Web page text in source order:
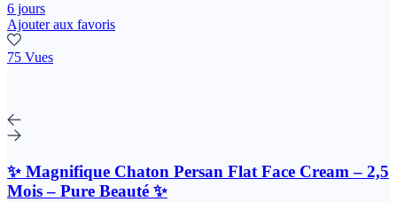
6 jours
Ajouter aux favoris
75 Vues
✨ Magnifique Chaton Persan Flat Face Cream – 2,5
Mois – Pure Beauté ✨